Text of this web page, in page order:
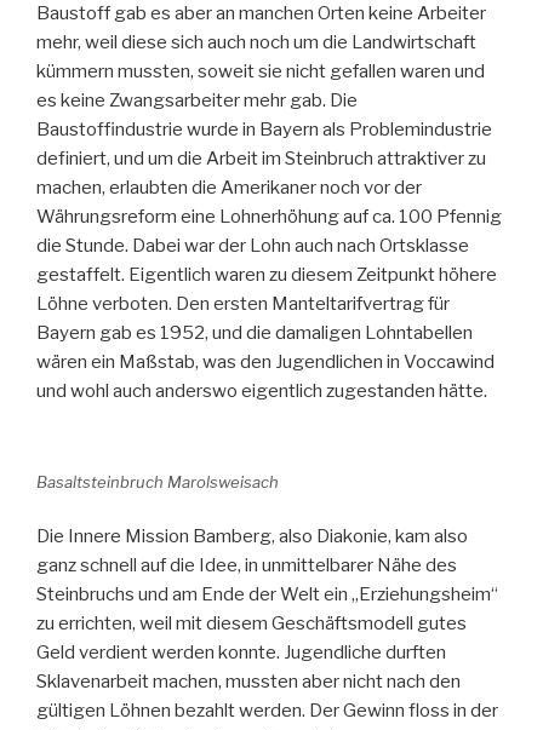
Baustoff gab es aber an manchen Orten keine Arbeiter
mehr, weil diese sich auch noch um die Landwirtschaft
kümmern mussten, soweit sie nicht gefallen waren und
es keine Zwangsarbeiter mehr gab. Die
Baustoffindustrie wurde in Bayern als Problemindustrie
definiert, und um die Arbeit im Steinbruch attraktiver zu
machen, erlaubten die Amerikaner noch vor der
Währungsreform eine Lohnerhöhung auf ca. 100 Pfennig
die Stunde. Dabei war der Lohn auch nach Ortsklasse
gestaffelt. Eigentlich waren zu diesem Zeitpunkt höhere
Löhne verboten. Den ersten Manteltarifvertrag für
Bayern gab es 1952, und die damaligen Lohntabellen
wären ein Maßstab, was den Jugendlichen in Voccawind
und wohl auch anderswo eigentlich zugestanden hätte.
Basaltsteinbruch Marolsweisach
Die Innere Mission Bamberg, also Diakonie, kam also
ganz schnell auf die Idee, in unmittelbarer Nähe des
Steinbruchs und am Ende der Welt ein „Erziehungsheim“
zu errichten, weil mit diesem Geschäftsmodell gutes
Geld verdient werden konnte. Jugendliche durften
Sklavenarbeit machen, mussten aber nicht nach den
gültigen Löhnen bezahlt werden. Der Gewinn floss in der